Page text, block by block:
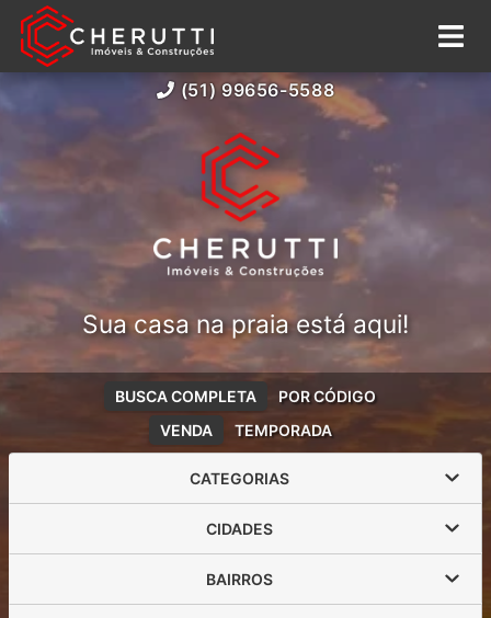
(51) 99656-5588
Sua casa na praia está aqui!
VENDA TEMPORADA
BUSCA COMPLETA POR CÓDIGO
CATEGORIAS
CIDADES
BAIRROS